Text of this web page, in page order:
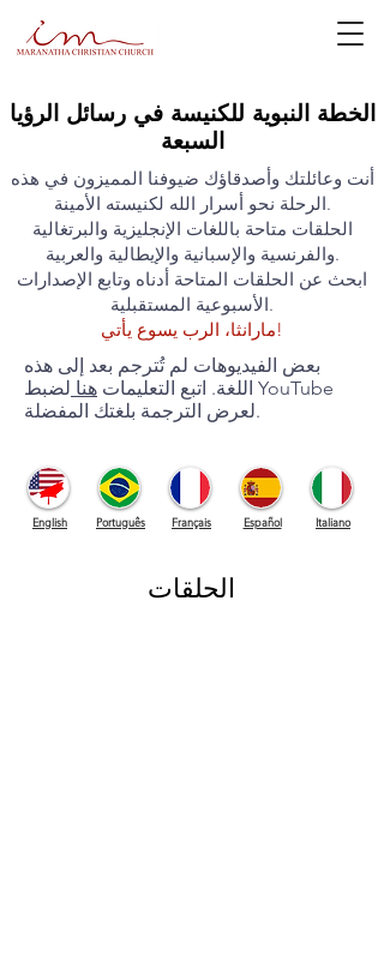
الخطة النبوية للكنيسة في رسائل الرؤيا
السبعة
أنت وعائلتك وأصدقاؤك ضيوفنا المميزون في هذه
الرحلة نحو أسرار الله لكنيسته الأمينة.
الحلقات متاحة باللغات الإنجليزية والبرتغالية
والفرنسية والإسبانية والإيطالية والعربية.
ابحث عن الحلقات المتاحة أدناه وتابع الإصدارات
الأسبوعية المستقبلية.​
مارانثا، الرب يسوع يأتي!
بعض الفيديوهات لم تُترجم بعد إلى هذه
اللغة. اتبع التعليمات هنا لضبط YouTube
لعرض الترجمة بلغتك المفضلة.
English Português Français Español Italiano
الحلقات